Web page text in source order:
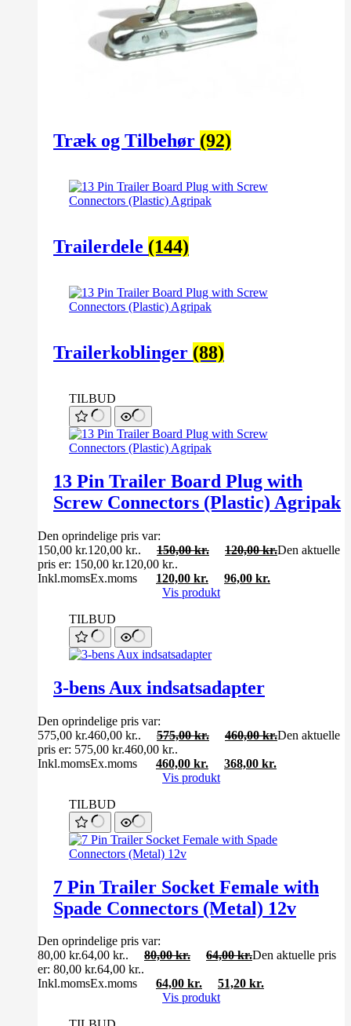
Træk og Tilbehør (92)
Trailerdele (144)
Trailerkoblinger (88)
TILBUD
13 Pin Trailer Board Plug with
Screw Connectors (Plastic) Agripak
Den oprindelige pris var:
150,00 kr.120,00 kr..
150,00kr. 120,00kr.Den aktuelle
pris er: 150,00 kr.120,00 kr..
Inkl.momsEx.moms 120,00 kr. 96,00 kr.
Vis produkt
TILBUD
3-bens Aux indsatsadapter
Den oprindelige pris var:
575,00 kr.460,00 kr..
575,00kr. 460,00kr.Den aktuelle
pris er: 575,00 kr.460,00 kr..
Inkl.momsEx.moms 460,00 kr. 368,00 kr.
Vis produkt
TILBUD
7 Pin Trailer Socket Female with
Spade Connectors (Metal) 12v
Den oprindelige pris var:
80,00 kr.64,00 kr..
80,00kr. 64,00kr.Den aktuelle pris
er: 80,00 kr.64,00 kr..
Inkl.momsEx.moms 64,00 kr. 51,20 kr.
Vis produkt